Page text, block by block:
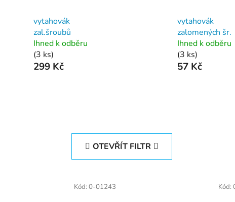
vytahovák
zal.šroubů
Ihned k odběru
(3 ks)
299 Kč
vytahovák
zalomených šr.
Ihned k odběru
(3 ks)
57 Kč
OTEVŘÍT FILTR
Kód: 0-01243 Kód: